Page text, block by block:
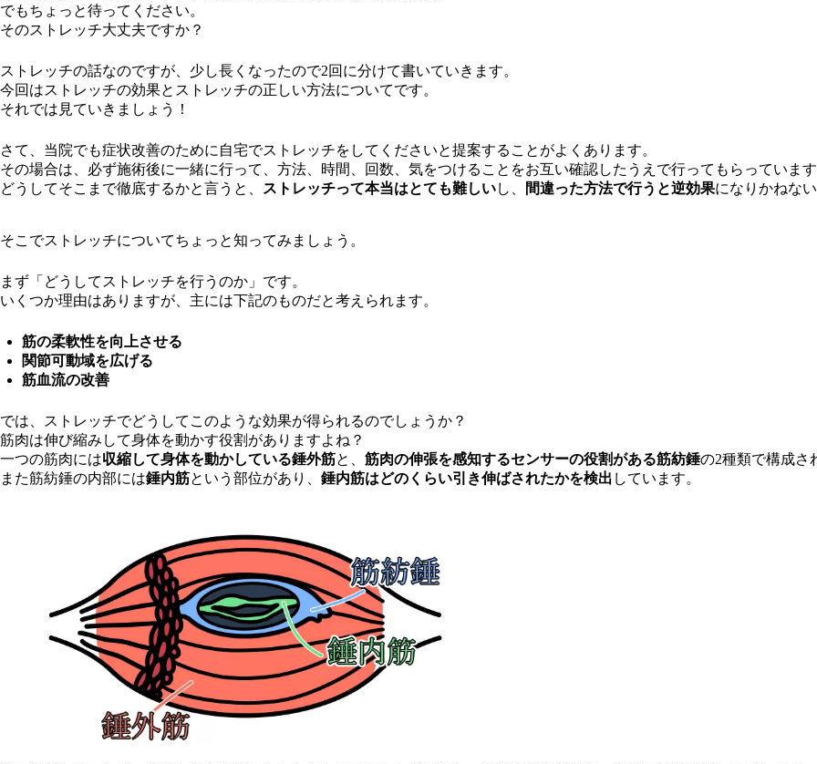
でもちょっと待ってください。
そのストレッチ大丈夫ですか？
ストレッチの話なのですが、少し長くなったので2回に分けて書いていきます。
今回はストレッチの効果とストレッチの正しい方法についてです。
それでは見ていきましょう！
さて、当院でも症状改善のために自宅でストレッチをしてくださいと提案することがよくあります。
その場合は、必ず施術後に一緒に行って、方法、時間、回数、気をつけることをお互い確認したうえで行ってもらっていま
どうしてそこまで徹底するかと言うと、
ストレッチって本当はとても難しいし、 間違った方法で行うと逆効果になりかねな
そこでストレッチについてちょっと知ってみましょう。
まず「どうしてストレッチを行うのか」です。
いくつか理由はありますが、主には下記のものだと考えられます。
筋の柔軟性を向上させる
関節可動域を広げる
筋血流の改善
では、ストレッチでどうしてこのような効果が得られるのでしょうか？
筋肉は伸び縮みして身体を動かす役割がありますよね？
一つの筋肉には収縮して身体を動かしている錘外筋と、 筋肉の伸張を感知するセンサーの役割がある筋紡錘の2種類で構成さ
また筋紡錘の内部には錘内筋という部位があり、 錘内筋はどのくらい引き伸ばされたかを検出 しています。